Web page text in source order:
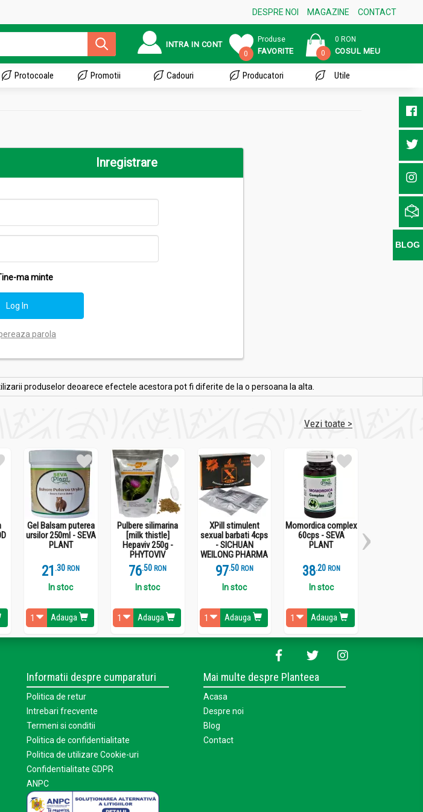
DESPRE NOI MAGAZINE CONTACT
INTRA IN CONT
0
Produse
FAVORITE 0
0 RON
COSUL MEU
Protocoale Promotii Cadouri Producatori Utile
Inregistrare
ma minte
parola
produselor deoarece efectele acestora pot fi diferite de la o persoana la alta.
Vezi toate >
Gel Balsam puterea
ursilor 250ml - SEVA
PLANT
21 .3 RON
In stoc
Adauga
Pulbere silimarina
[milk thistle]
Hepaviv 250g -
PHYTOVIV
76.5 RON
In stoc
Adauga
XPill stimulent
sexual barbati 4cps
- SICHUAN
WEILONG PHARMA
97.5 RON
In stoc
Adauga
Momordica complex
60cps - SEVA
PLANT
38.2 RON
In stoc
Adauga
Informatii despre cumparaturi
Politica de retur
Intrebari frecvente
Termeni si conditii
Politica de confidentialitate
Politica de utilizare Cookie-uri
Confidentialitate GDPR
ANPC
Mai multe despre Planteea
Acasa
Despre noi
Blog
Contact
BLOG